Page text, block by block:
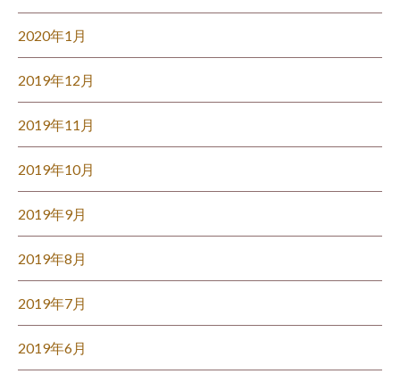
2020年1月
2019年12月
2019年11月
2019年10月
2019年9月
2019年8月
2019年7月
2019年6月